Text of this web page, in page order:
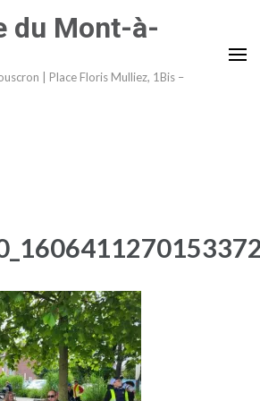
du Mont-à-
| Place Floris Mulliez, 1Bis –